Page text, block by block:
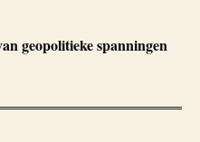
geopolitieke spanningen